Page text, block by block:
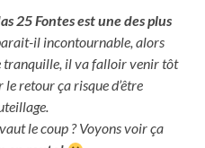
25 Fontes est une des plus
il incontournable, alors
tranquille, il va falloir venir tôt
retour ça risque d’être
le coup ? Voyons voir ça